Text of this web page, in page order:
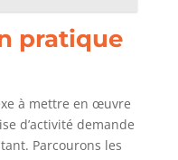
pratique
à mettre en œuvre
d’activité demande
Parcourons les